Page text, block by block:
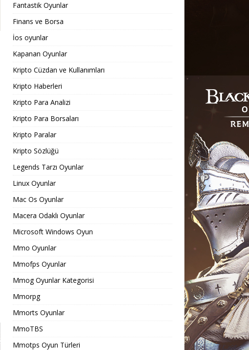
Fantastik Oyunlar
Finans ve Borsa
İos oyunlar
Kapanan Oyunlar
Kripto Cüzdan ve Kullanımları
Kripto Haberleri
Kripto Para Analizi
Kripto Para Borsaları
Kripto Paralar
Kripto Sözlüğü
Legends Tarzı Oyunlar
Linux Oyunlar
Mac Os Oyunlar
Macera Odaklı Oyunlar
Microsoft Windows Oyun
Mmo Oyunlar
Mmofps Oyunlar
Mmog Oyunlar Kategorisi
Mmorpg
Mmorts Oyunlar
MmoTBS
Mmotps Oyun Türleri